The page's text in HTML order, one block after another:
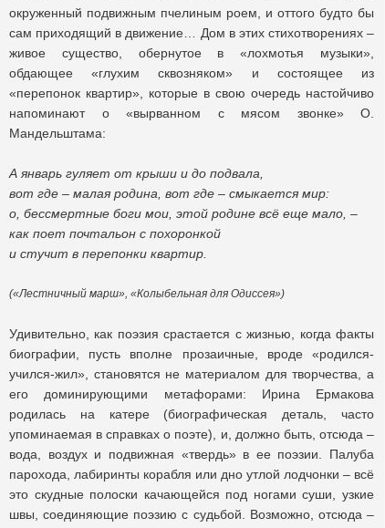
окруженный подвижным пчелиным роем, и оттого будто бы
сам приходящий в движение… Дом в этих стихотворениях –
живое существо, обернутое в «лохмотья музыки»,
обдающее «глухим сквозняком» и состоящее из
«перепонок квартир», которые в свою очередь настойчиво
напоминают о «вырванном с мясом звонке» О.
Мандельштама:
А январь гуляет от крыши и до подвала,
вот где – малая родина, вот где – смыкается мир:
о, бессмертные боги мои, этой родине всё еще мало, –
как поет почтальон с похоронкой
и стучит в перепонки квартир.
(«Лестничный марш», «Колыбельная для Одиссея»)
Удивительно, как поэзия срастается с жизнью, когда факты
биографии, пусть вполне прозаичные, вроде «родился-
учился-жил», становятся не материалом для творчества, а
его доминирующими метафорами: Ирина Ермакова
родилась на катере (биографическая деталь, часто
упоминаемая в справках о поэте), и, должно быть, отсюда –
вода, воздух и подвижная «твердь» в ее поэзии. Палуба
парохода, лабиринты корабля или дно утлой лодчонки – всё
это скудные полоски качающейся под ногами суши, узкие
швы, соединяющие поэзию с судьбой. Возможно, отсюда –